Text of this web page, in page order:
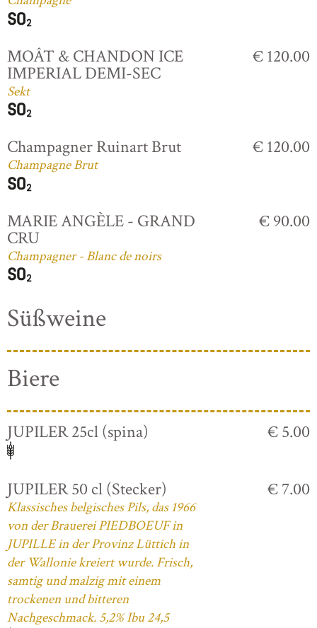
MOÂT & CHANDON ICE
IMPERIAL DEMI-SEC
Sekt
€ 120.00
Champagner Ruinart Brut
Champagne Brut
€ 120.00
MARIE ANGÈLE - GRAND
CRU
Champagner - Blanc de noirs
€ 90.00
Süßweine
Biere
JUPILER 25cl (spina) € 5.00
JUPILER 50 cl (Stecker)
Klassisches belgisches Pils, das 1966
von der Brauerei PIEDBOEUF in
JUPILLE in der Provinz Lüttich in
der Wallonie kreiert wurde. Frisch,
samtig und malzig mit einem
trockenen und bitteren
Nachgeschmack. 5,2% Ibu 24,5
€ 7.00